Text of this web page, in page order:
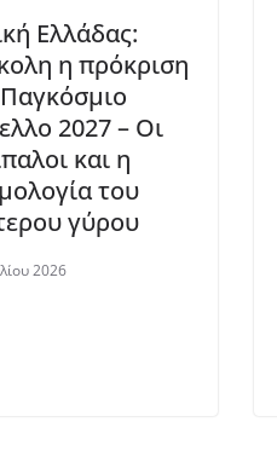
Ελλάδας:
η πρόκριση
2027 – Οι
και η
του
γύρου
2026